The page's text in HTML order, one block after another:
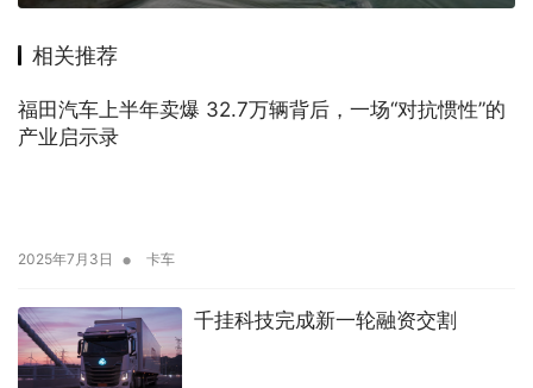
相关推荐
福田汽车上半年卖爆 32.7万辆背后，一场“对抗惯性”的
产业启示录
2025年7月3日 • 卡车
千挂科技完成新一轮融资交割